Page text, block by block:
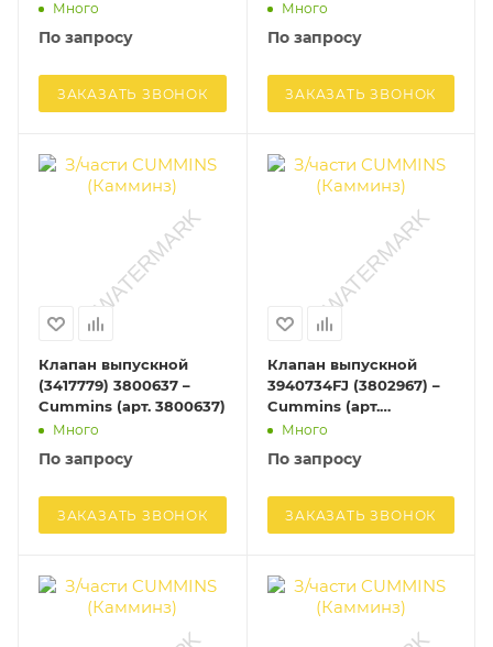
3080708XJ)
Много
По запросу
ЗАКАЗАТЬ ЗВОНОК
Много
По запросу
ЗАКАЗАТЬ ЗВОНОК
Клапан выпускной
(3417779) 3800637 –
Cummins (арт. 3800637)
Много
По запросу
ЗАКАЗАТЬ ЗВОНОК
Клапан выпускной
3940734FJ (3802967) –
Cummins (арт.
3940734FJ)
Много
По запросу
ЗАКАЗАТЬ ЗВОНОК